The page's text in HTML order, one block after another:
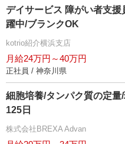
デイサービス 障がい者支
躍中/ブランクOK
kotrio紹介横浜支店
月給24万円～40万円
正社員 / 神奈川県
細胞培養/タンパク質の定
125日
株式会社BREXA Advan